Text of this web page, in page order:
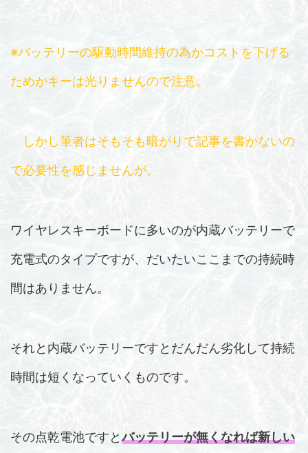
※バッテリーの駆動時間維持の為かコストを下げる
ためかキーは光りませんので注意。
しかし筆者はそもそも暗がりで記事を書かないの
で必要性を感じませんが。
ワイヤレスキーボードに多いのが内蔵バッテリーで
充電式のタイプですが、だいたいここまでの持続時
間はありません。
それと内蔵バッテリーですとだんだん劣化して持続
時間は短くなっていくものです。
その点乾電池ですとバッテリーが無くなれば新しい